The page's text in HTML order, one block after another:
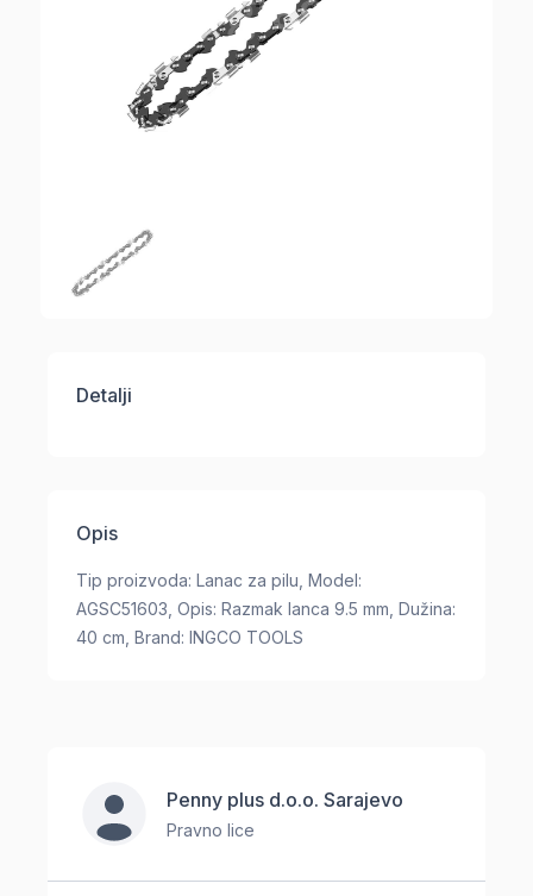
Detalji
Opis
Tip proizvoda: Lanac za pilu, Model:
AGSC51603, Opis: Razmak lanca 9.5 mm, Dužina:
40 cm, Brand: INGCO TOOLS
Penny plus d.o.o. Sarajevo
Pravno lice